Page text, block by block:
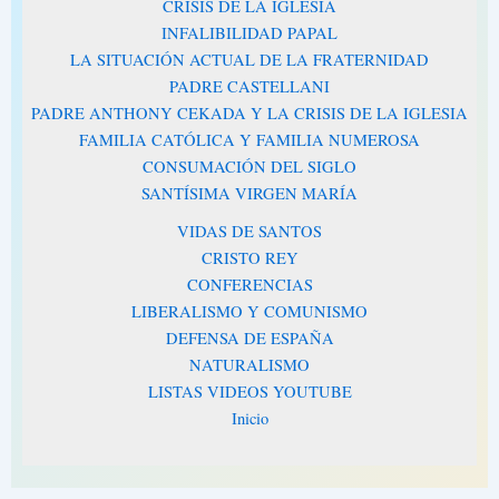
CRISIS DE LA IGLESIA
INFALIBILIDAD PAPAL
LA SITUACIÓN ACTUAL DE LA FRATERNIDAD
PADRE CASTELLANI
PADRE ANTHONY CEKADA Y LA CRISIS DE LA IGLESIA
FAMILIA CATÓLICA Y FAMILIA NUMEROSA
CONSUMACIÓN DEL SIGLO
SANTÍSIMA VIRGEN MARÍA
VIDAS DE SANTOS
CRISTO REY
CONFERENCIAS
LIBERALISMO Y COMUNISMO
DEFENSA DE ESPAÑA
NATURALISMO
LISTAS VIDEOS YOUTUBE
Inicio